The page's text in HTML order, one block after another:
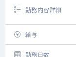
勤務内容詳細
給与
勤務日数